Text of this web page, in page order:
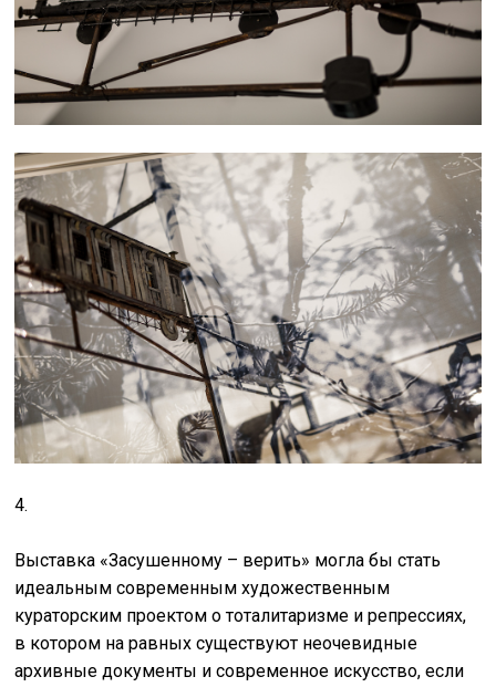
4.
Выставка «Засушенному – верить» могла бы стать
идеальным современным художественным
кураторским проектом о тоталитаризме и репрессиях,
в котором на равных существуют неочевидные
архивные документы и современное искусство, если